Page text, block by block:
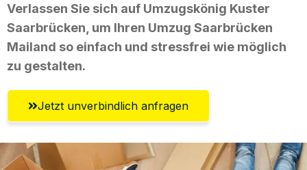
Verlassen Sie sich auf Umzugskönig Kuster
Saarbrücken, um Ihren Umzug Saarbrücken
Mailand so einfach und stressfrei wie möglich
zu gestalten.
Jetzt unverbindlich anfragen